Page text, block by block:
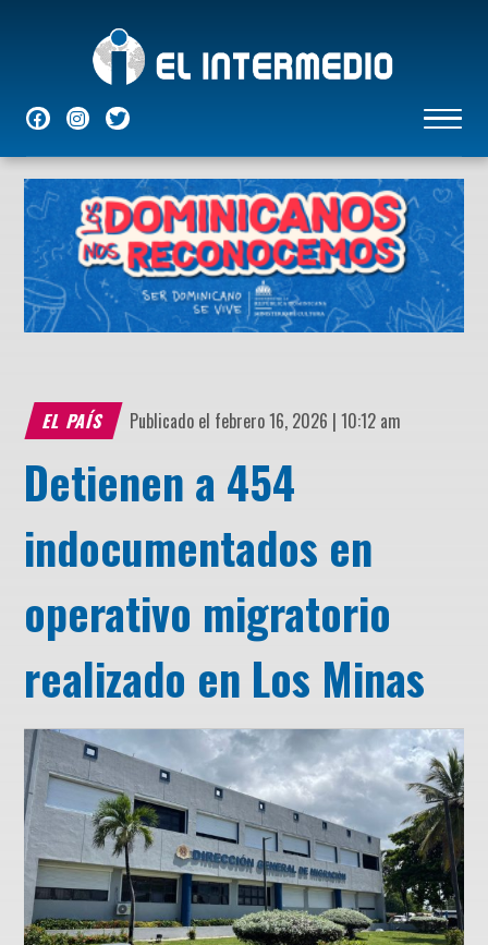
NACIONALES INTERNACIONALESECONÓMICASDEPORTES ENTRETENIMIENTO
EL PAÍS Publicado el febrero 16, 2026 | 10:12 am
Detienen a 454
indocumentados en
operativo migratorio
realizado en Los Minas